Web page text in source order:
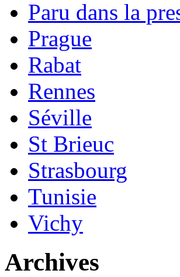
Paru dans la
Prague
Rabat
Rennes
Séville
St Brieuc
Strasbourg
Tunisie
Vichy
Archives